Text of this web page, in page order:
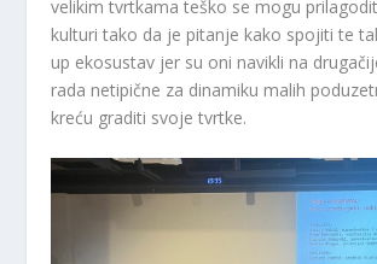
velikim tvrtkama teško se mogu
kulturi tako da je pitanje kako spojiti te
up ekosustav jer su oni navikli na
rada netipične za dinamiku malih
kreću graditi svoje tvrtke.